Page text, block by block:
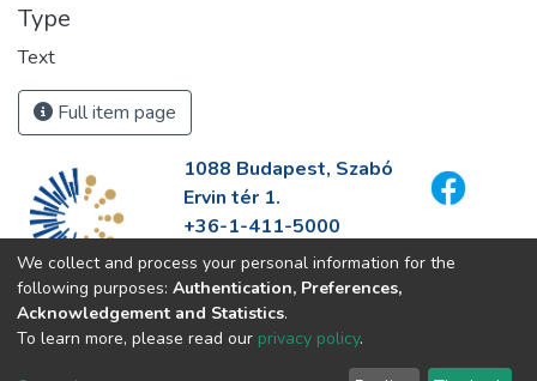
Type
Text
Full item page
1088 Budapest, Szabó
Ervin tér 1.
+36-1-411-5000
info@fszek.hu
https://fszek.hu
We collect and process your personal information for the
following purposes: Authentication, Preferences,
Acknowledgement and Statistics.
To learn more, please read our privacy policy.